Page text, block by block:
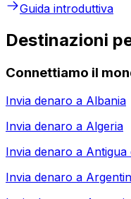
Guida introduttiva
Destinazioni
Connettiamo il
Invia denaro a Albania
Invia denaro a Algeria
Invia denaro a Antigua
Invia denaro a